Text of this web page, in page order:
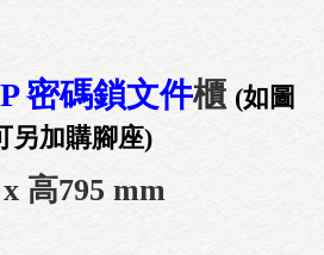
密碼鎖文件櫃 (如圖
另加購腳座)
高795 mm